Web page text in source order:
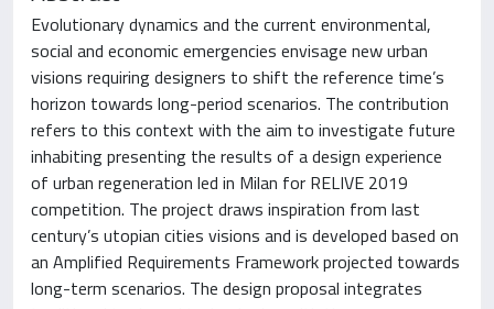
Evolutionary dynamics and the current environmental,
social and economic emergencies envisage new urban
visions requiring designers to shift the reference time’s
horizon towards long-period scenarios. The contribution
refers to this context with the aim to investigate future
inhabiting presenting the results of a design experience
of urban regeneration led in Milan for RELIVE 2019
competition. The project draws inspiration from last
century’s utopian cities visions and is developed based on
an Amplified Requirements Framework projected towards
long-term scenarios. The design proposal integrates